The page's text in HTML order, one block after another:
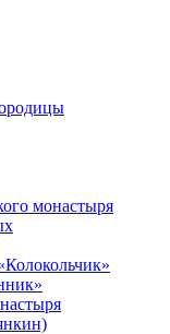
монастыря